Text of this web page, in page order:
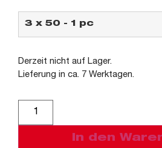
Derzeit nicht auf Lager.
Lieferung in ca. 7 Werktagen.
In den